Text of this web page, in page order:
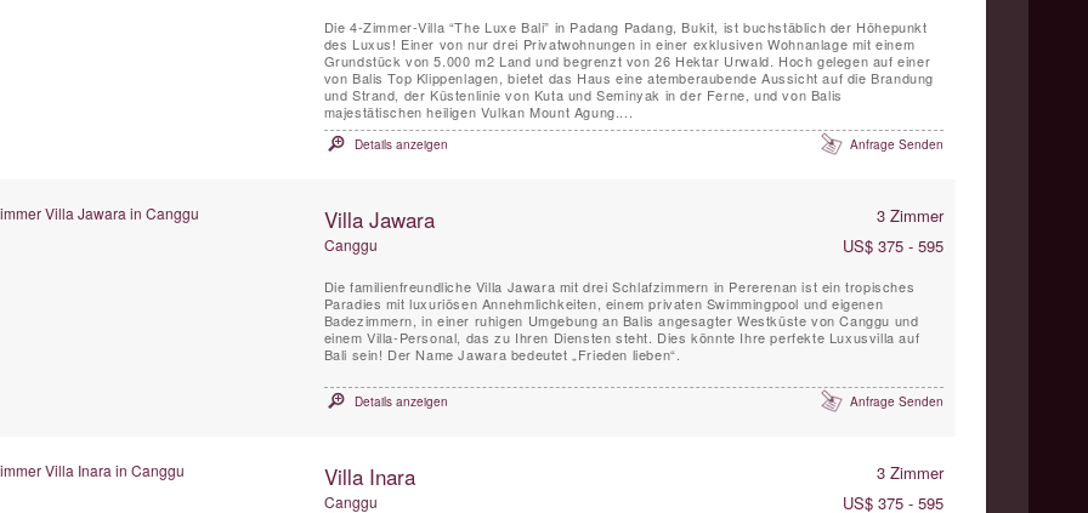
Die 4-Zimmer-Villa “The Luxe Bali” in Padang Padang, Bukit, ist buchstäblich der Höhepunkt
des Luxus! Einer von nur drei Privatwohnungen in einer exklusiven Wohnanlage mit einem
Grundstück von 5.000 m2 Land und begrenzt von 26 Hektar Urwald. Hoch gelegen auf einer
von Balis Top Klippenlagen, bietet das Haus eine atemberaubende Aussicht auf die Brandung
und Strand, der Küstenlinie von Kuta und Seminyak in der Ferne, und von Balis
majestätischen heiligen Vulkan Mount Agung....
Details anzeigen Anfrage Senden
Villa Jawara 3 Zimmer
Canggu US$ 375 - 595
Die familienfreundliche Villa Jawara mit drei Schlafzimmern in Pererenan ist ein tropisches
Paradies mit luxuriösen Annehmlichkeiten, einem privaten Swimmingpool und eigenen
Badezimmern, in einer ruhigen Umgebung an Balis angesagter Westküste von Canggu und
einem Villa-Personal, das zu Ihren Diensten steht. Dies könnte Ihre perfekte Luxusvilla auf
Bali sein! Der Name Jawara bedeutet „Frieden lieben“.
Details anzeigen Anfrage Senden
Villa Inara 3 Zimmer
Canggu US$ 375 - 595